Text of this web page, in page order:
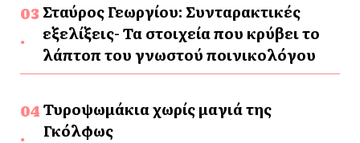
Σταύρος Γεωργίου: Συνταρακτικές
εξελίξεις- Τα στοιχεία που κρύβει το
λάπτοπ του γνωστού ποινικολόγου
Τυροψωμάκια χωρίς μαγιά της
Γκόλφως